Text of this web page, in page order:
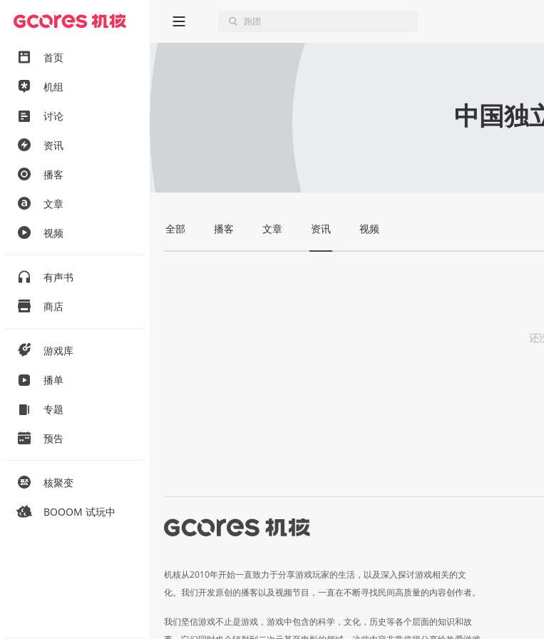
首页
机组
讨论
资讯
播客
文章
视频
有声书
商店
游戏库
播单
专题
预告
核聚变
BOOOM 试玩中
中国独
全部 播客 文章 资讯 视频
还
机核从2010年开始一直致力于分享游戏玩家的生活，以及深入探讨游戏相关的文
化。我们开发原创的播客以及视频节目，一直在不断寻找民间高质量的内容创作者。
我们坚信游戏不止是游戏，游戏中包含的科学，文化，历史等各个层面的知识和故